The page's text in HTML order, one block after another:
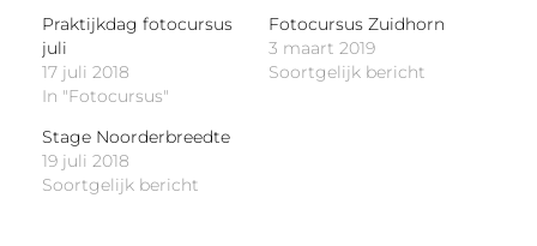
Praktijkdag fotocursus
juli
17 juli 2018
In "Fotocursus"
Fotocursus Zuidhorn
3 maart 2019
Soortgelijk bericht
Stage Noorderbreedte
19 juli 2018
Soortgelijk bericht